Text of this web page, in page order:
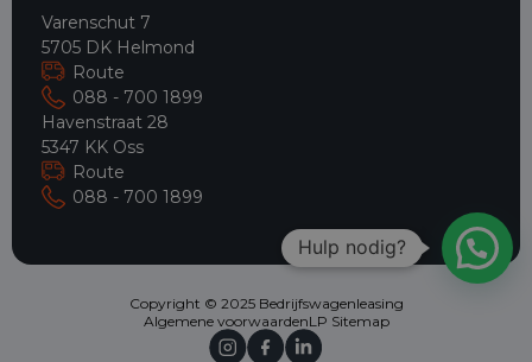
Varenschut 7
5705 DK Helmond
Route
088 - 700 1899
Havenstraat 28
5347 KK Oss
Route
088 - 700 1899
Copyright © 2025 Bedrijfswagenleasing
Algemene voorwaardenLP Sitemap
Hulp nodig?